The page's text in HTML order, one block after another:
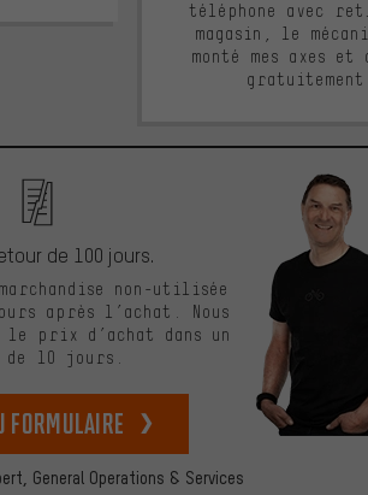
téléphone avec
magasin, le
monté mes axes et
General Operations & Services
de 100 jours.
non-utilisée
après l’achat. Nous
le prix d’achat dans un
10 jours.
formulaire